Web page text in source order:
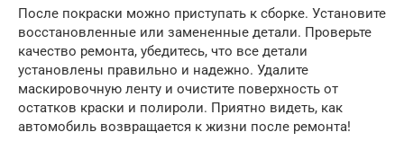
После покраски можно приступать к сборке. Установите
восстановленные или замененные детали. Проверьте
качество ремонта, убедитесь, что все детали
установлены правильно и надежно. Удалите
маскировочную ленту и очистите поверхность от
остатков краски и полироли. Приятно видеть, как
автомобиль возвращается к жизни после ремонта!